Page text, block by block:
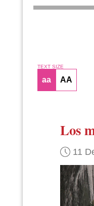
TEXT SIZE
aa AA
Los
11